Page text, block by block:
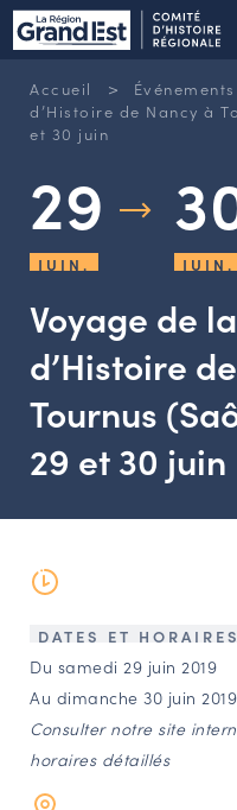
ESPACE
Actus
ACTUALITÉS DU
RETOUR SUR
INSCRIPTION À
Nous
LES MISSIONS
L’ÉQUIPE DU
LE CONSEIL
Agenda
Annuaire
Accueil > Événements
d’Histoire de Nancy à
et 30 juin
29
JUIN. JUIN.
Voyage de
d’Histoire
Tournus
29 et 30 juin
DATES ET HORAIRES
Du samedi 29 juin 2019
Au dimanche 30 juin 2019
Consulter notre site
horaires détaillés